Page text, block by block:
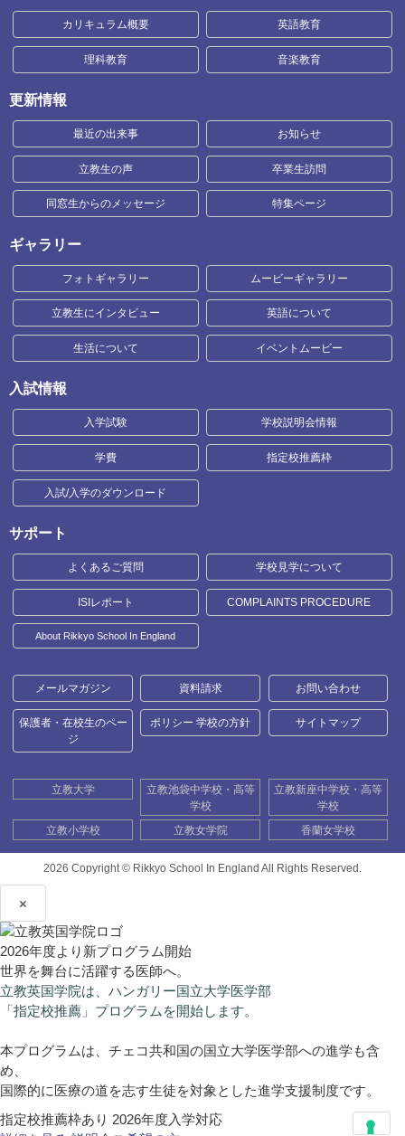
カリキュラム概要 英語教育
理科教育 音楽教育
更新情報
最近の出来事 お知らせ
立教生の声 卒業生訪問
同窓生からのメッセージ 特集ページ
ギャラリー
フォトギャラリー ムービーギャラリー
立教生にインタビュー 英語について
生活について イベントムービー
入試情報
入学試験 学校説明会情報
学費 指定校推薦枠
入試/入学のダウンロード
サポート
よくあるご質問 学校見学について
ISIレポート COMPLAINTS PROCEDURE
About Rikkyo School In England
メールマガジン 資料請求 お問い合わせ
保護者・在校生のペー
ジ
ポリシー 学校の方針 サイトマップ
立教大学
立教池袋中学校・高等
学校
立教新座中学校・高等
学校
立教小学校
立教女学院 香蘭女学校
2026 Copyright © Rikkyo School In England All Rights Reserved.
×
2026年度より新プログラム開始
世界を舞台に活躍する医師へ。
立教英国学院は、ハンガリー国立大学医学部
「指定校推薦」プログラムを開始します。
本プログラムは、チェコ共和国の国立大学医学部への進学も含
め、
国際的に医療の道を志す生徒を対象とした進学支援制度です。
指定校推薦枠あり 2026年度入学対応